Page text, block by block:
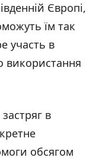
Європі,
їм так
участь в
використання
в
обсягом